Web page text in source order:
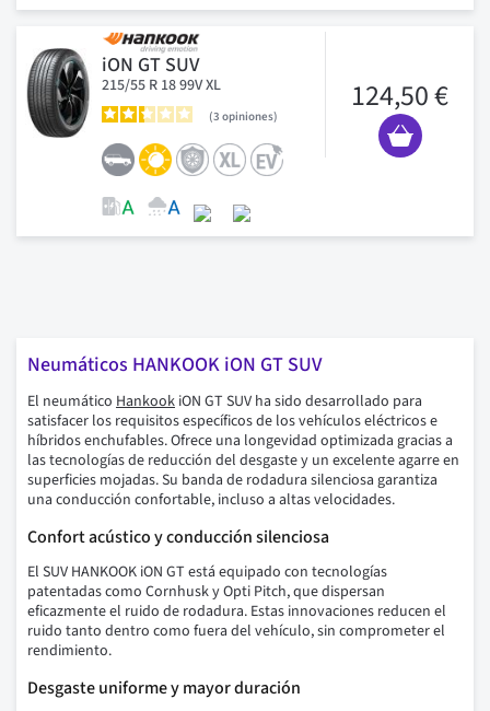
iON GT SUV
215/55 R 18 99V XL
3 opiniones
124,50 €
Neumáticos HANKOOK iON GT SUV
El neumático Hankook iON GT SUV ha sido desarrollado para
satisfacer los requisitos específicos de los vehículos eléctricos e
híbridos enchufables. Ofrece una longevidad optimizada gracias a
las tecnologías de reducción del desgaste y un excelente agarre en
superficies mojadas. Su banda de rodadura silenciosa garantiza
una conducción confortable, incluso a altas velocidades.
Confort acústico y conducción silenciosa
El SUV HANKOOK iON GT está equipado con tecnologías
patentadas como Cornhusk y Opti Pitch, que dispersan
eficazmente el ruido de rodadura. Estas innovaciones reducen el
ruido tanto dentro como fuera del vehículo, sin comprometer el
rendimiento.
Desgaste uniforme y mayor duración